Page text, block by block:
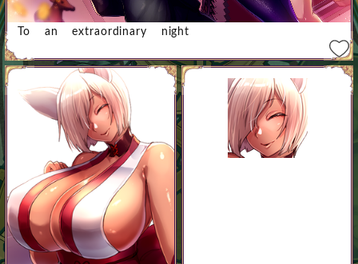
To an extraordinary night